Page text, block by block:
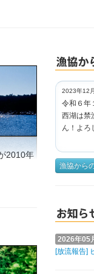
2010年
2023年12
令和６年
西湖は禁
ん！よろ
漁協から
2026年05
[放流報告]